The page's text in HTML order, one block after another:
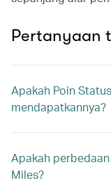
Pertanyaan
Apakah Poin
mendapatkannya?
Apakah
Miles?